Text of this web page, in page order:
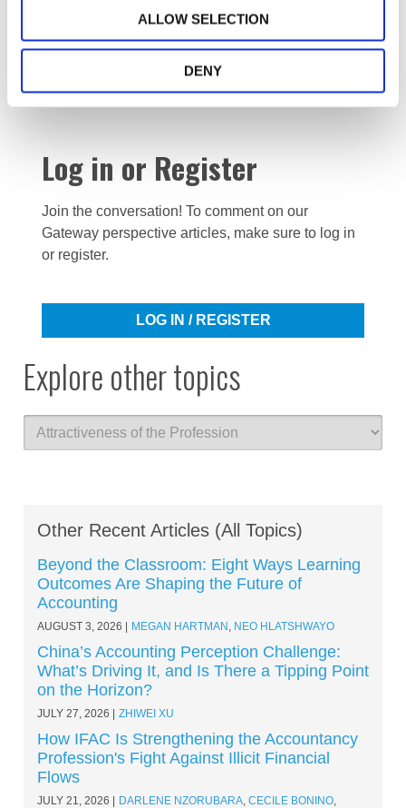
ALLOW SELECTION
DENY
Много је боље бити припремљен и не користити
план, него бити неспреман.
Log in or Register
Join the conversation! To comment on our
Gateway perspective articles, make sure to log in
or register.
LOG IN / REGISTER
Explore other topics
Other Recent Articles (All Topics)
Beyond the Classroom: Eight Ways Learning
Outcomes Are Shaping the Future of
Accounting
AUGUST 3, 2026 MEGAN HARTMAN , NEO HLATSHWAYO
China’s Accounting Perception Challenge:
What’s Driving It, and Is There a Tipping Point
on the Horizon?
JULY 27, 2026 ZHIWEI XU
How IFAC Is Strengthening the Accountancy
Profession's Fight Against Illicit Financial
Flows
JULY 21, 2026 DARLENE NZORUBARA, CECILE BONINO,